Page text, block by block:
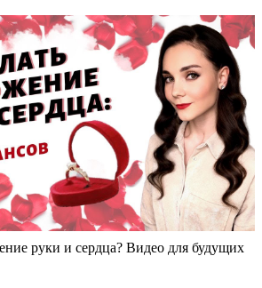
руки и сердца? Видео для будущих